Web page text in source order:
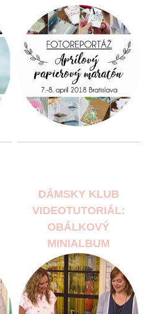
DÁMSKY KLUB
VIDEOTUTORIÁL:
OBÁLKOVÝ
MINIALBUM